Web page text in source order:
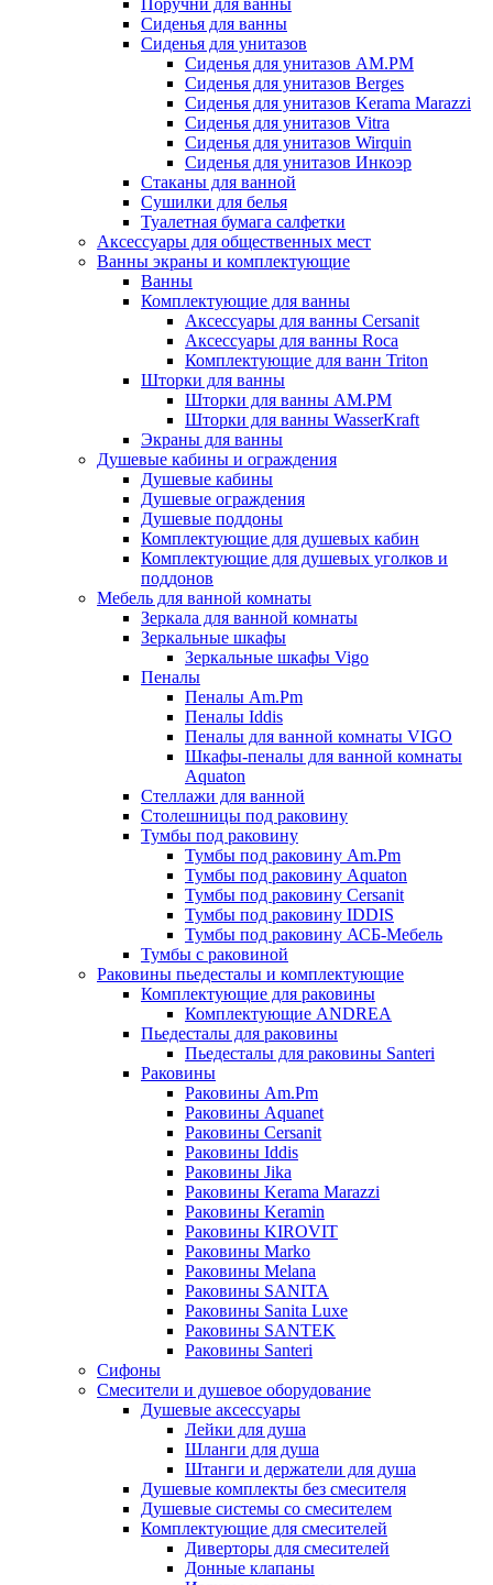
Поручни для ванны
Сиденья для ванны
Сиденья для унитазов
Сиденья для унитазов AM.PM
Сиденья для унитазов Berges
Сиденья для унитазов Kerama Marazzi
Сиденья для унитазов Vitra
Сиденья для унитазов Wirquin
Сиденья для унитазов Инкоэр
Стаканы для ванной
Сушилки для белья
Туалетная бумага салфетки
Аксессуары для общественных мест
Ванны экраны и комплектующие
Ванны
Комплектующие для ванны
Аксессуары для ванны Cersanit
Аксессуары для ванны Roca
Комплектующие для ванн Triton
Шторки для ванны
Шторки для ванны AM.PM
Шторки для ванны WasserKraft
Экраны для ванны
Душевые кабины и ограждения
Душевые кабины
Душевые ограждения
Душевые поддоны
Комплектующие для душевых кабин
Комплектующие для душевых уголков и
поддонов
Мебель для ванной комнаты
Зеркала для ванной комнаты
Зеркальные шкафы
Зеркальные шкафы Vigo
Пеналы
Пеналы Am.Pm
Пеналы Iddis
Пеналы для ванной комнаты VIGO
Шкафы-пеналы для ванной комнаты
Aquaton
Стеллажи для ванной
Столешницы под раковину
Тумбы под раковину
Тумбы под раковину Am.Pm
Тумбы под раковину Aquaton
Тумбы под раковину Cersanit
Тумбы под раковину IDDIS
Тумбы под раковину АСБ-Мебель
Тумбы с раковиной
Раковины пьедесталы и комплектующие
Комплектующие для раковины
Комплектующие ANDREA
Пьедесталы для раковины
Пьедесталы для раковины Santeri
Раковины
Раковины Am.Pm
Раковины Aquanet
Раковины Cersanit
Раковины Iddis
Раковины Jika
Раковины Kerama Marazzi
Раковины Keramin
Раковины KIROVIT
Раковины Marko
Раковины Melana
Раковины SANITA
Раковины Sanita Luxe
Раковины SANTEK
Раковины Santeri
Сифоны
Смесители и душевое оборудование
Душевые аксессуары
Лейки для душа
Шланги для душа
Штанги и держатели для душа
Душевые комплекты без смесителя
Душевые системы со смесителем
Комплектующие для смесителей
Диверторы для смесителей
Донные клапаны